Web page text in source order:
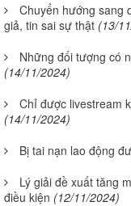
Chuyển hướng sang
giả, tin sai sự thật (13/
Những đối tượng có
(14/11/2024)
Chỉ được livestream
(14/11/2024)
Bị tai nạn lao động
Lý giải đề xuất tăng
điều kiện (12/11/2024)